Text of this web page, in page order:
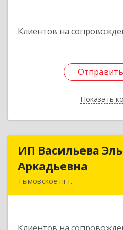
Клиентов на
Показать
ИП Васильева
Аркадьевна
Тымовское пгт.
ИП